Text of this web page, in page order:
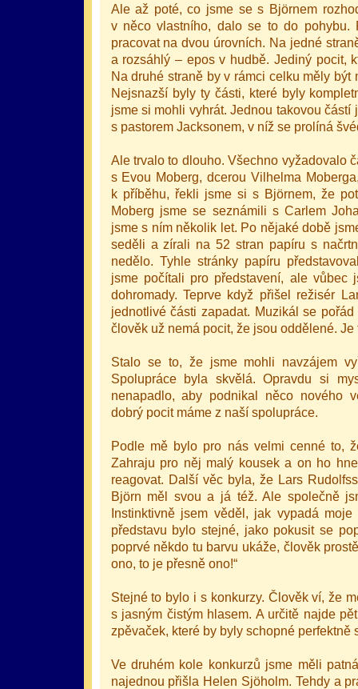
альфа банк кредит наличными
оформление кредитной карты онлайн альфа банк
Ale až poté, co jsme se s Björnem
v něco vlastního, dalo se to do pohybu.
pracovat na dvou úrovních. Na jedné
a rozsáhlý – epos v hudbě. Jediný pocit,
Na druhé straně by v rámci celku měly
Nejsnazší byly ty části, které byly
jsme si mohli vyhrát. Jednou takovou
s pastorem Jacksonem, v níž se prolíná
Ale trvalo to dlouho. Všechno vyžadovalo
s Evou Moberg, dcerou Vilhelma
k příběhu, řekli jsme si s Björnem, že
Moberg jsme se seznámili s Carlem
jsme s ním několik let. Po nějaké době
seděli a zírali na 52 stran papíru s
nedělo. Tyhle stránky papíru
jsme počítali pro představení, ale vůbec
dohromady. Teprve když přišel režisér
jednotlivé části zapadat. Muzikál se
člověk už nemá pocit, že jsou oddělené. Je
Stalo se to, že jsme mohli navzájem
Spolupráce byla skvělá. Opravdu si
nenapadlo, aby podnikal něco nového
dobrý pocit máme z naší spolupráce.
Podle mě bylo pro nás velmi cenné to,
Zahraju pro něj malý kousek a on ho
reagovat. Další věc byla, že Lars
Björn měl svou a já též. Ale společně
Instinktivně jsem věděl, jak vypadá
představu bylo stejné, jako pokusit se
poprvé někdo tu barvu ukáže, člověk
ono, to je přesně ono!“
Stejné to bylo i s konkurzy. Člověk ví, že
s jasným čistým hlasem. A určitě najde
zpěvaček, které by byly schopné perfektně
Ve druhém kole konkurzů jsme měli
najednou přišla Helen Sjöholm. Tehdy a